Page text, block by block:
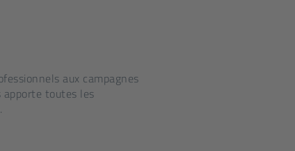
aux campagnes
apporte toutes les